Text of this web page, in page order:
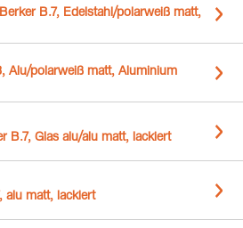
B.7, Edelstahl/polarweiß matt,
Alu/polarweiß matt, Aluminium
B.7, Glas alu/alu matt, lackiert
alu matt, lackiert